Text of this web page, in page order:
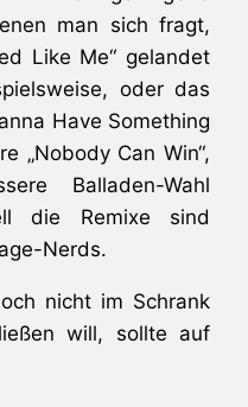
man sich fragt,
Like Me“ gelandet
oder das
Have Something
„Nobody Can Win“,
Balladen-Wahl
die Remixe sind
Nerds.
nicht im Schrank
will, sollte auf